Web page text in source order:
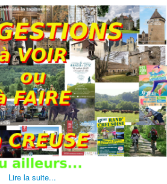
Lire la suite...